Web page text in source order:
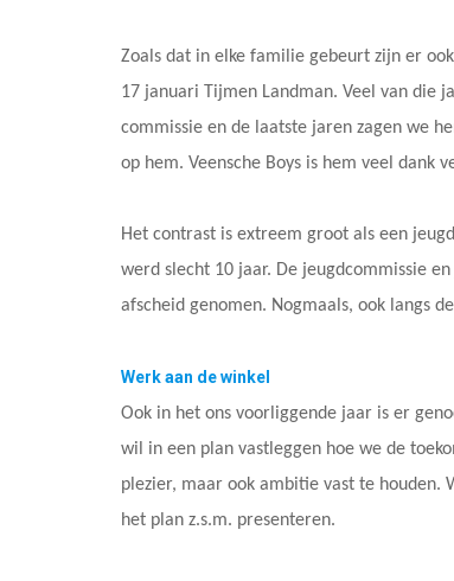
Zoals dat in elke familie gebeurt zijn er
17 januari Tijmen Landman. Veel van die
commissie en de laatste jaren zagen we
op hem. Veensche Boys is hem veel dank
Het contrast is extreem groot als een
werd slecht 10 jaar. De jeugdcommissie
afscheid genomen. Nogmaals, ook langs
Werk aan de winkel
Ook in het ons voorliggende jaar is er
wil in een plan vastleggen hoe we de
plezier, maar ook ambitie vast te houden.
het plan z.s.m. presenteren.